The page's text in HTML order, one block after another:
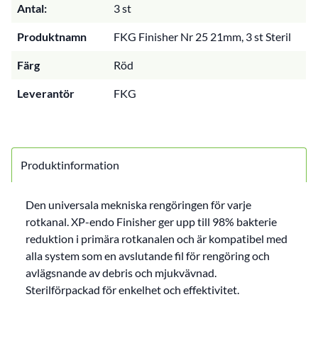
Antal: 3 st
Produktnamn FKG Finisher Nr 25 21mm, 3 st Steril
Färg Röd
Leverantör FKG
Produktinformation
Den universala mekniska rengöringen för varje
rotkanal. XP-endo Finisher ger upp till 98% bakterie
reduktion i primära rotkanalen och är kompatibel med
alla system som en avslutande fil för rengöring och
avlägsnande av debris och mjukvävnad.
Sterilförpackad för enkelhet och effektivitet.